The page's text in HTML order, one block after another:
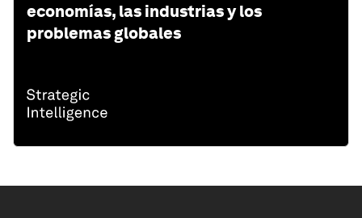
economías, las industrias y los
problemas globales